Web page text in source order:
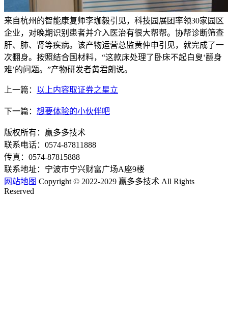
来自杭州的智能康复师李珈毅引见，科技园展团率领30家园区
企业，对晚期识别患者并介入医治有很大帮帮。协帮诊断筛查
肝、肺、肾等疾病。该产物运营总监黄仲申引见，就完成了一
次翻身。按照结合国材料，“这款床处理了卧床不起白叟‘翻身
难’的问题。”产物研发者黄君朗说。
上一篇： 以上内容取证券之星立
下一篇： 想要体验的小伙伴吧
版权所有：赢多多技术
联系电话：0574-87811888
传真：0574-87815888
联系地址：宁波市宁兴财富广场A座9楼
网站地图 Copyright © 2022-2029 赢多多技术 All Rights
Reserved